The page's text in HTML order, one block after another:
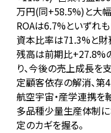
万円(同+58.5%)と大幅
ROAは6.7%といずれ
資本比率は71.3%と財
残高は前期比+27.8%
り、今後の売上成長を
定顧客依存の解消、第
航空宇宙・産学連携を
多品種少量生産体制
定のカギを握る。